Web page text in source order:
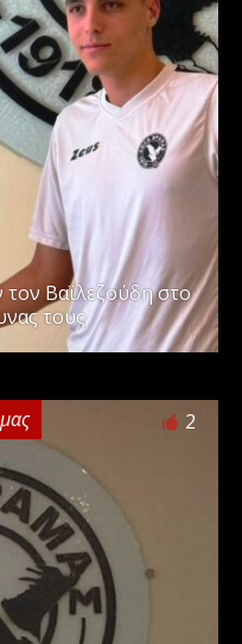
τον Βαϊλεζούδη στο
τους
2